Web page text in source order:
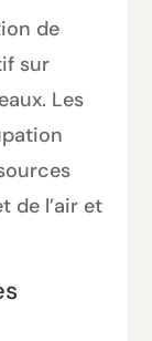
de
sur
Les
de l’air et